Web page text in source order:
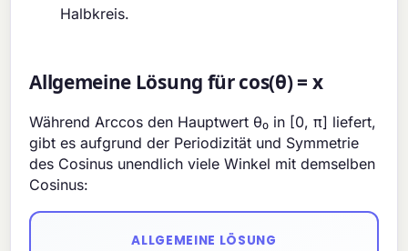
Halbkreis.
Allgemeine Lösung für cos(θ) = x
Während Arccos den Hauptwert θ₀ in [0, π] liefert,
gibt es aufgrund der Periodizität und Symmetrie
des Cosinus unendlich viele Winkel mit demselben
Cosinus:
ALLGEMEINE LÖSUNG